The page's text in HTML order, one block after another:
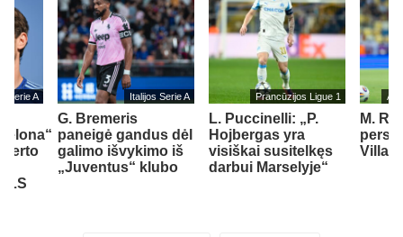
Serie A Italijos Serie A
G. Bremeris
paneigė gandus dėl
galimo išvykimo iš
„Juventus“ klubo
Prancūzijos Ligue 1
L. Puccinelli: „P.
Hojbergas yra
visiškai susitelkęs
darbui Marselyje“
M.
Villa“